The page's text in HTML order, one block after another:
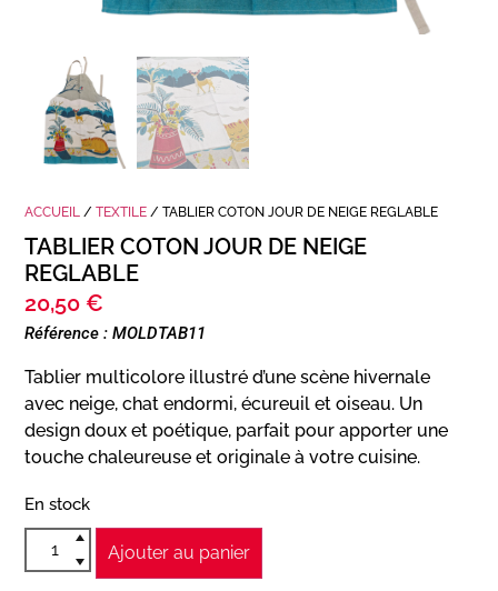
ACCUEIL /TEXTILE / TABLIER COTON JOUR DE NEIGE REGLABLE
TABLIER COTON JOUR DE NEIGE
REGLABLE
20,50 €
Référence : MOLDTAB11
Tablier multicolore illustré d’une scène hivernale
avec neige, chat endormi, écureuil et oiseau. Un
design doux et poétique, parfait pour apporter une
touche chaleureuse et originale à votre cuisine.
En stock
Ajouter au panier